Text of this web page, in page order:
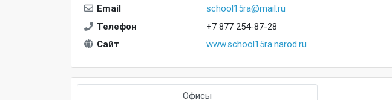
Email
school15ra@mail.ru
Телефон
+7 877 254-87-28
Сайт
www.school15ra.narod.ru
Офисы